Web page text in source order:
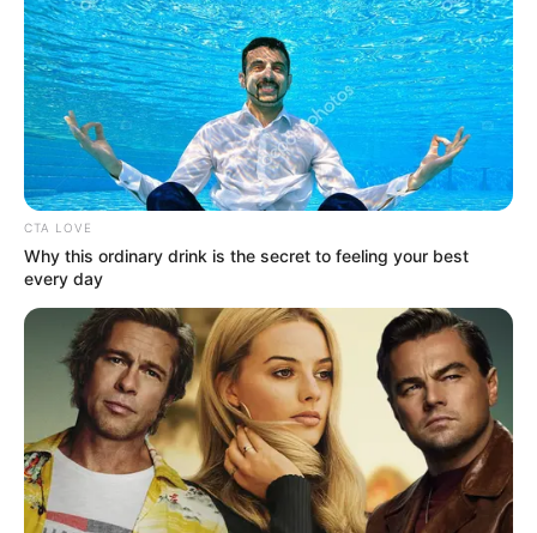
Monte o porta-treco
Como Fazer um Porta-treco
Materiais Necessários
Latas de metal
CTA LOVE
Why this ordinary drink is the secret to feeling your best
every day